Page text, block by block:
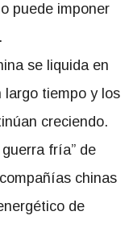
puede imponer
se liquida en
largo tiempo y los
creciendo.
fría” de
chinas
de